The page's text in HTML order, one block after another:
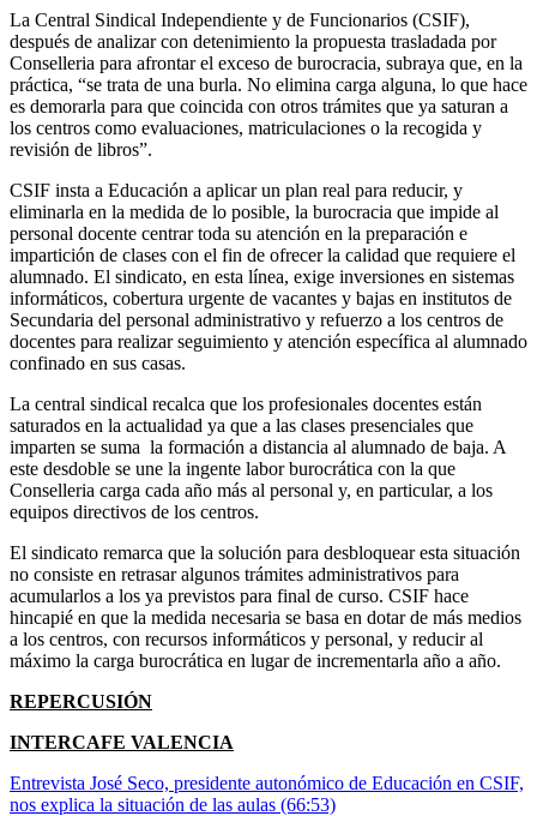
La Central Sindical Independiente y de Funcionarios (CSIF),
después de analizar con detenimiento la propuesta trasladada por
Conselleria para afrontar el exceso de burocracia, subraya que, en la
práctica, “se trata de una burla. No elimina carga alguna, lo que hace
es demorarla para que coincida con otros trámites que ya saturan a
los centros como evaluaciones, matriculaciones o la recogida y
revisión de libros”.
CSIF insta a Educación a aplicar un plan real para reducir, y
eliminarla en la medida de lo posible, la burocracia que impide al
personal docente centrar toda su atención en la preparación e
impartición de clases con el fin de ofrecer la calidad que requiere el
alumnado. El sindicato, en esta línea, exige inversiones en sistemas
informáticos, cobertura urgente de vacantes y bajas en institutos de
Secundaria del personal administrativo y refuerzo a los centros de
docentes para realizar seguimiento y atención específica al alumnado
confinado en sus casas.
La central sindical recalca que los profesionales docentes están
saturados en la actualidad ya que a las clases presenciales que
imparten se suma la formación a distancia al alumnado de baja. A
este desdoble se une la ingente labor burocrática con la que
Conselleria carga cada año más al personal y, en particular, a los
equipos directivos de los centros.
El sindicato remarca que la solución para desbloquear esta situación
no consiste en retrasar algunos trámites administrativos para
acumularlos a los ya previstos para final de curso. CSIF hace
hincapié en que la medida necesaria se basa en dotar de más medios
a los centros, con recursos informáticos y personal, y reducir al
máximo la carga burocrática en lugar de incrementarla año a año.
REPERCUSIÓN
INTERCAFE VALENCIA
Entrevista José Seco, presidente autonómico de Educación en CSIF,
nos explica la situación de las aulas (66:53)